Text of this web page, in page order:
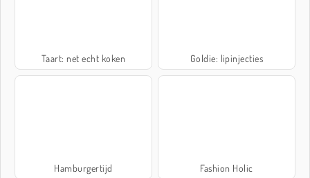
Taart: net echt koken Goldie: lipinjecties
Hamburgertijd Fashion Holic